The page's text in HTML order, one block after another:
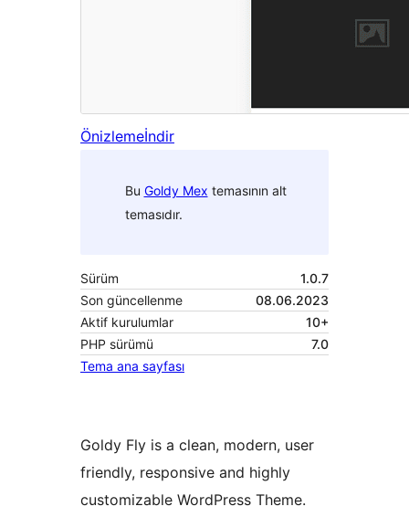
Önizlemeİndir
Bu Goldy Mex temasının alt
temasıdır.
Sürüm
1.0.7
Son güncellenme
08.06.2023
Aktif kurulumlar
10+
PHP sürümü
7.0
Tema ana sayfası
Goldy Fly is a clean, modern, user
friendly, responsive and highly
customizable WordPress Theme.